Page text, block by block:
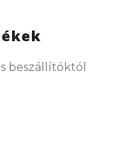
beszállítóktól